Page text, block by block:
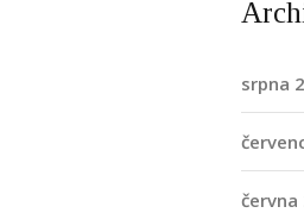
srpna
června